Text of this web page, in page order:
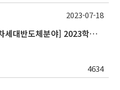
[디지털혁신공유대학사업 차세대반도체분야] 2023학년도 2학기 포항공과대학교 교류 수학 안내
4634
2023-07-18